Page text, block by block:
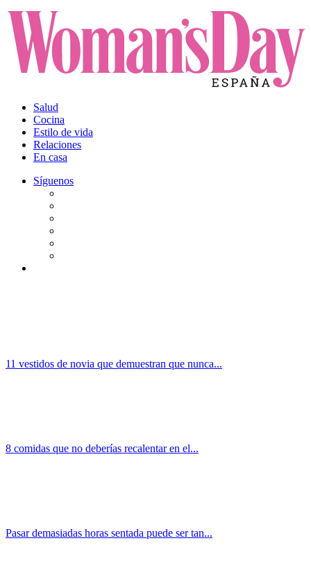
Salud
Cocina
Estilo de vida
Relaciones
En casa
Síguenos
11 vestidos de novia que demuestran que nunca...
8 comidas que no deberías recalentar en el...
Pasar demasiadas horas sentada puede ser tan...